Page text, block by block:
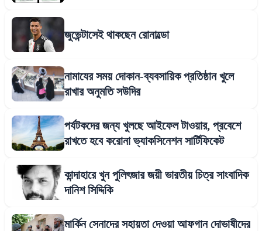
জুভেন্টাসেই থাকছেন রোনাল্ডো
নামাযের সময় দোকান-ব্যবসায়িক প্রতিষ্ঠান খুলে
রাখার অনুমতি সউদির
পর্যটকদের জন্য খুলছে আইফেল টাওয়ার, প্রবেশে
রাখতে হবে করোনা ভ্যাকসিনেশন সার্টিফিকেট
কান্দাহারে খুন পুলিৎজার জয়ী ভারতীয় চিত্র সাংবাদিক
দানিশ সিদ্দিকি
মার্কিন সেনাদের সহায়তা দেওয়া আফগান দোভাষীদের